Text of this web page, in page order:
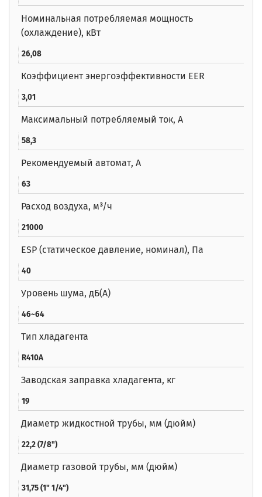
Номинальная потребляемая мощность
(охлаждение), кВт
26,08
Коэффициент энергоэффективности EER
3,01
Максимальный потребляемый ток, А
58,3
Рекомендуемый автомат, А
63
Расход воздуха, м³/ч
21000
ESP (статическое давление, номинал), Па
40
Уровень шума, дБ(A)
46~64
Тип хладагента
R410A
Заводская заправка хладагента, кг
19
Диаметр жидкостной трубы, мм (дюйм)
22,2 (7/8")
Диаметр газовой трубы, мм (дюйм)
31,75 (1" 1/4")